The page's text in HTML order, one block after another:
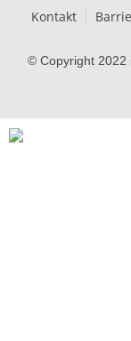
© Copyright 2022
Kontakt